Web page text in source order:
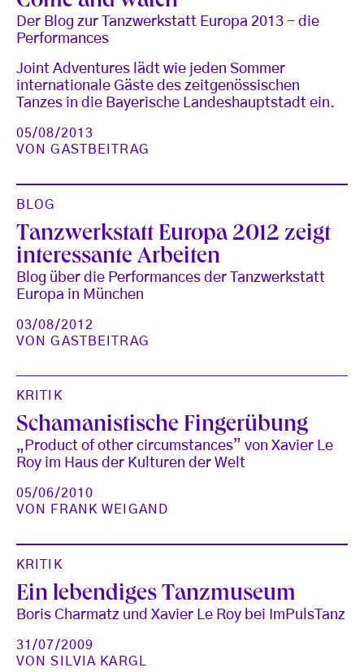
Der Blog zur Tanzwerkstatt Europa 2013 - die
Performances
Joint Adventures lädt wie jeden Sommer
internationale Gäste des zeitgenössischen
Tanzes in die Bayerische Landeshauptstadt ein.
05/08/2013
VONGASTBEITRAG
BLOG
Tanzwerkstatt Europa 2012 zeigt
interessante Arbeiten
Blog über die Performances der Tanzwerkstatt
Europa in München
03/08/2012
VONGASTBEITRAG
KRITIK
Schamanistische Fingerübung
„Product of other circumstances” von Xavier Le
Roy im Haus der Kulturen der Welt
05/06/2010
VON
FRANK WEIGAND
KRITIK
Ein lebendiges Tanzmuseum
Boris Charmatz und Xavier Le Roy bei ImPulsTanz
31/07/2009
VONSILVIA KARGL